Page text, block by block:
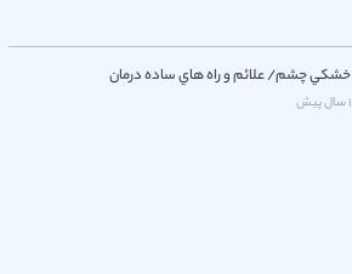
خشكي چشم/ علائم و راه هاي ساده درمان
1 سال پیش